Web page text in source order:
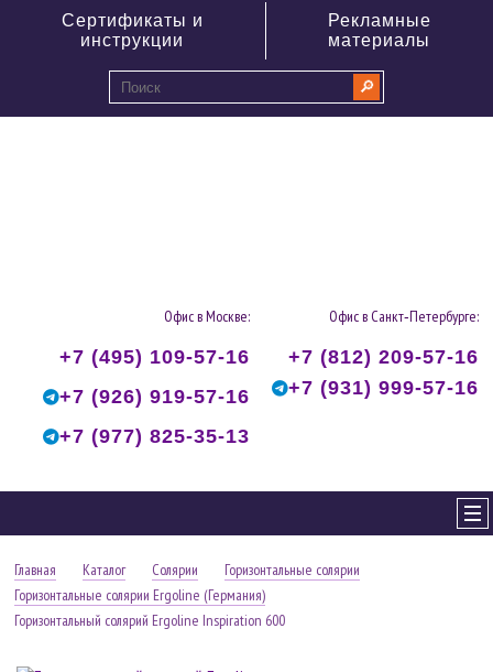
Сертификаты и
инструкции
Рекламные
материалы
🔎
Офис в Москве:
+7 (495) 109-57-16
+7 (926) 919-57-16
+7 (977) 825-35-13
Офис в Санкт‑Петербурге:
+7 (812) 209-57-16
+7 (931) 999-57-16
Главная Каталог Солярии
Горизонтальные солярии
Горизонтальные солярии Ergoline (Германия)
Горизонтальный солярий Ergoline Inspiration 600